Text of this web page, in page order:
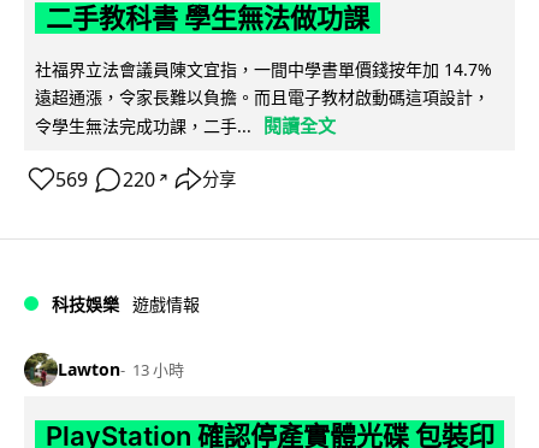
二手教科書 學生無法做功課
社福界立法會議員陳文宜指，一間中學書單價錢按年加 14.7%
遠超通漲，令家長難以負擔。而且電子教材啟動碼這項設計，
令學生無法完成功課，二手...
閱讀全文
569 220 ↗ 分享
科技娛樂 遊戲情報
Lawton 13 小時
PlayStation 確認停產實體光碟 包裝印